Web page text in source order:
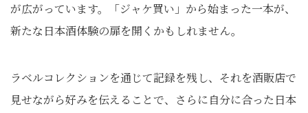
が広がっています。「ジャケ買い」から始まった一本が、
新たな日本酒体験の扉を開くかもしれません。
ラベルコレクションを通じて記録を残し、それを酒販店で
見せながら好みを伝えることで、さらに自分に合った日本